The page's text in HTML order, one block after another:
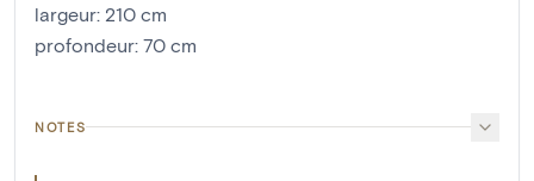
largeur: 210 cm
profondeur: 70 cm
NOTES